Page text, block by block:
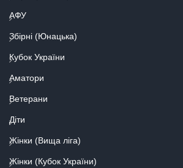
АФУ
Збірні (Юнацька)
Кубок України
Аматори
Ветерани
Діти
Жінки (Вища ліга)
Жінки (Кубок України)